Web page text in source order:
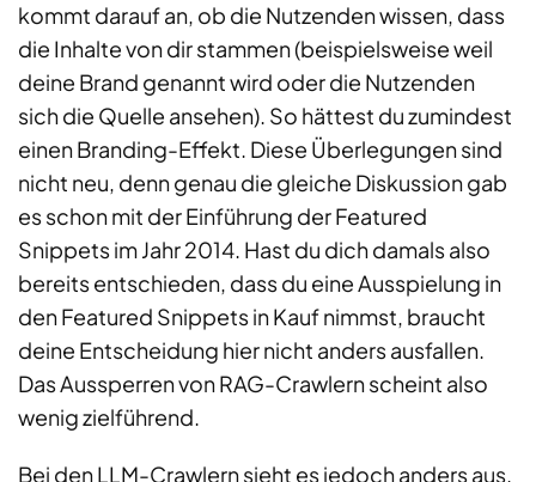
kommt darauf an, ob die Nutzenden wissen, dass
die Inhalte von dir stammen (beispielsweise weil
deine Brand genannt wird oder die Nutzenden
sich die Quelle ansehen). So hättest du zumindest
einen Branding-Effekt. Diese Überlegungen sind
nicht neu, denn genau die gleiche Diskussion gab
es schon mit der Einführung der Featured
Snippets im Jahr 2014. Hast du dich damals also
bereits entschieden, dass du eine Ausspielung in
den Featured Snippets in Kauf nimmst, braucht
deine Entscheidung hier nicht anders ausfallen.
Das Aussperren von RAG-Crawlern scheint also
wenig zielführend.
Bei den LLM-Crawlern sieht es jedoch anders aus.